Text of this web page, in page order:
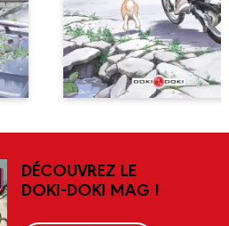
DÉCOUVREZ LE
DOKI-DOKI MAG !